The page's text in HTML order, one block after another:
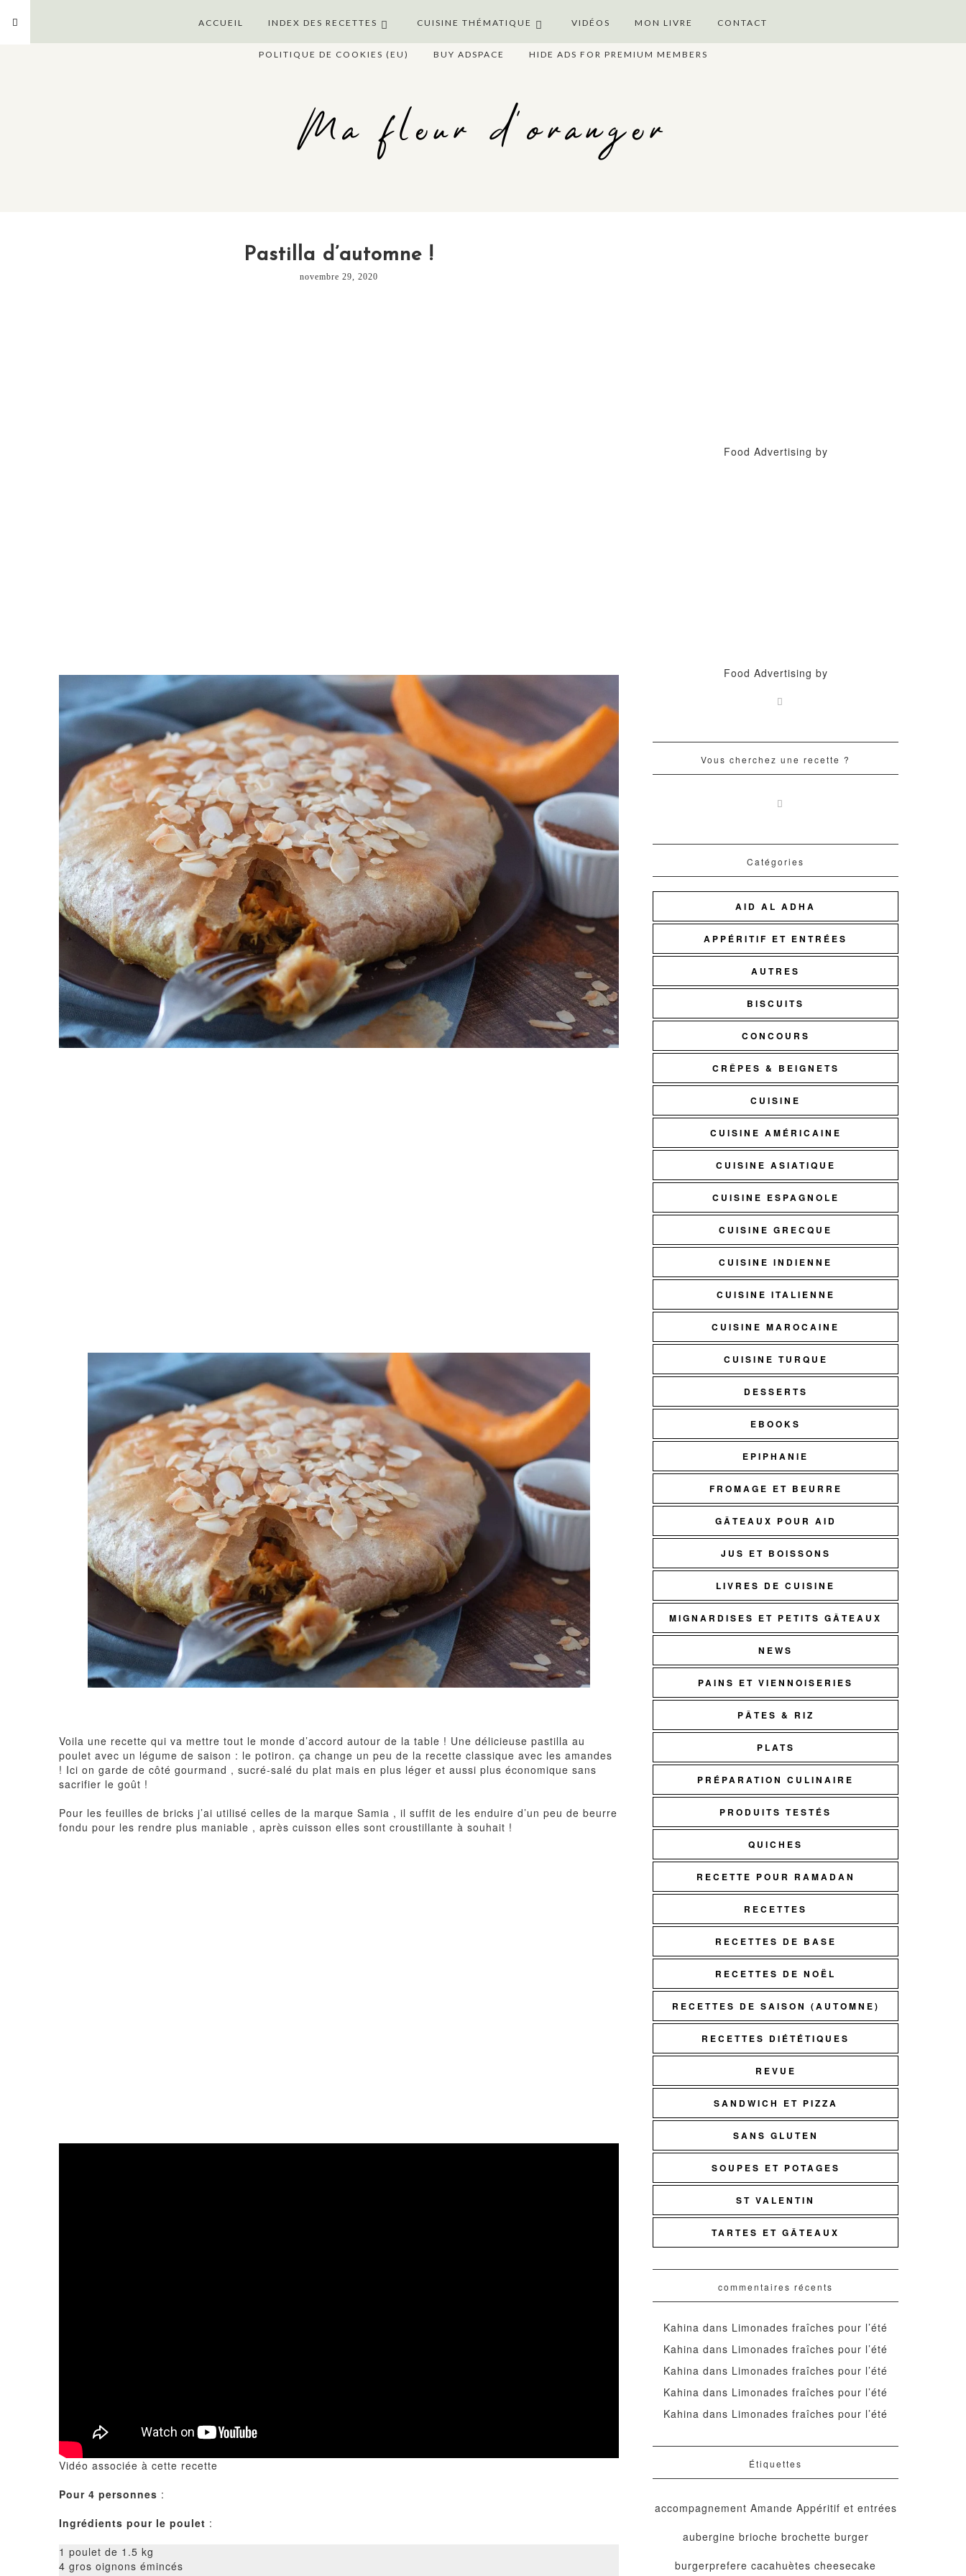
ACCUEIL INDEX DES RECETTES CUISINE THÉMATIQUE VIDÉOS MON LIVRE CONTACT
POLITIQUE DE COOKIES (EU) BUY ADSPACE HIDE ADS FOR PREMIUM MEMBERS
Ma fleur d'oranger
Pastilla d’automne !
novembre 29, 2020
Voila une recette qui va mettre tout le monde d’accord autour de la table ! Une délicieuse pastilla au
poulet avec un légume de saison : le potiron. ça change un peu de la recette classique avec les amandes
! Ici on garde de côté gourmand , sucré-salé du plat mais en plus léger et aussi plus économique sans
sacrifier le goût !
Pour les feuilles de bricks j’ai utilisé celles de la marque Samia , il suffit de les enduire d’un peu de beurre
fondu pour les rendre plus maniable , après cuisson elles sont croustillante à souhait !
Vidéo associée à cette recette
Pour 4 personnes :
Ingrédients pour le poulet :
1 poulet de 1.5 kg
4 gros oignons émincés
Food Advertising by
Food Advertising by
Vous cherchez une recette ?
Catégories
AID AL ADHA
APPÉRITIF ET ENTRÉES
AUTRES
BISCUITS
CONCOURS
CRÊPES & BEIGNETS
CUISINE
CUISINE AMÉRICAINE
CUISINE ASIATIQUE
CUISINE ESPAGNOLE
CUISINE GRECQUE
CUISINE INDIENNE
CUISINE ITALIENNE
CUISINE MAROCAINE
CUISINE TURQUE
DESSERTS
EBOOKS
EPIPHANIE
FROMAGE ET BEURRE
GÂTEAUX POUR AID
JUS ET BOISSONS
LIVRES DE CUISINE
MIGNARDISES ET PETITS GÂTEAUX
NEWS
PAINS ET VIENNOISERIES
PÂTES & RIZ
PLATS
PRÉPARATION CULINAIRE
PRODUITS TESTÉS
QUICHES
RECETTE POUR RAMADAN
RECETTES
RECETTES DE BASE
RECETTES DE NOËL
RECETTES DE SAISON (AUTOMNE)
RECETTES DIÉTÉTIQUES
REVUE
SANDWICH ET PIZZA
SANS GLUTEN
SOUPES ET POTAGES
ST VALENTIN
TARTES ET GÂTEAUX
commentaires récents
Kahina dans Limonades fraîches pour l’été
Kahina dans Limonades fraîches pour l’été
Kahina dans Limonades fraîches pour l’été
Kahina dans Limonades fraîches pour l’été
Kahina dans Limonades fraîches pour l’été
Étiquettes
accompagnement Amande Appéritif et entrées
aubergine brioche brochette burger
burgerprefere cacahuètes cheesecake